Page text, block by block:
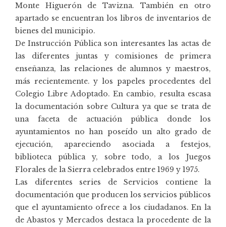
Monte Higuerón de Tavizna. También en otro
apartado se encuentran los libros de inventarios de
bienes del municipio.
De Instrucción Pública son interesantes las actas de
las diferentes juntas y comisiones de primera
enseñanza, las relaciones de alumnos y maestros,
más recientemente. y los papeles procedentes del
Colegio Libre Adoptado. En cambio, resulta escasa
la documentación sobre Cultura ya que se trata de
una faceta de actuación pública donde los
ayuntamientos no han poseído un alto grado de
ejecución, apareciendo asociada a festejos,
biblioteca pública y, sobre todo, a los Juegos
Florales de la Sierra celebrados entre 1969 y 1975.
Las diferentes series de Servicios contiene la
documentación que producen los servicios públicos
que el ayuntamiento ofrece a los ciudadanos. En la
de Abastos y Mercados destaca la procedente de la